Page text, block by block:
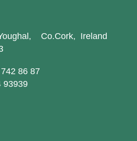
Co.Cork, Ireland
86 87
93939